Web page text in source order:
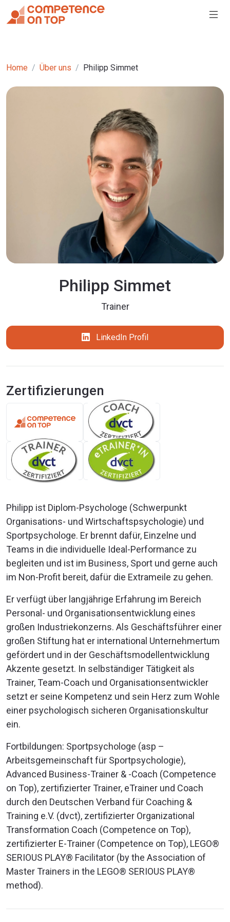
Home Über uns Philipp Simmet
Philipp Simmet
Trainer
LinkedIn Profil
Zertifizierungen
Philipp ist Diplom-Psychologe (Schwerpunkt
Organisations- und Wirtschaftspsychologie) und
Sportpsychologe. Er brennt dafür, Einzelne und
Teams in die individuelle Ideal-Performance zu
begleiten und ist im Business, Sport und gerne auch
im Non-Profit bereit, dafür die Extrameile zu gehen.
Er verfügt über langjährige Erfahrung im Bereich
Personal- und Organisationsentwicklung eines
großen Industriekonzerns. Als Geschäftsführer einer
großen Stiftung hat er international Unternehmertum
gefördert und in der Geschäftsmodellentwicklung
Akzente gesetzt. In selbständiger Tätigkeit als
Trainer, Team-Coach und Organisationsentwickler
setzt er seine Kompetenz und sein Herz zum Wohle
einer psychologisch sicheren Organisationskultur
ein.
Fortbildungen: Sportpsychologe (asp –
Arbeitsgemeinschaft für Sportpsychologie),
Advanced Business-Trainer & -Coach (Competence
on Top), zertifizierter Trainer, eTrainer und Coach
durch den Deutschen Verband für Coaching &
Training e.V. (dvct), zertifizierter Organizational
Transformation Coach (Competence on Top),
zertifizierter E-Trainer (Competence on Top), LEGO®
SERIOUS PLAY® Facilitator (by the Association of
Master Trainers in the LEGO® SERIOUS PLAY®
method).